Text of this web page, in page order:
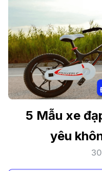
5 Mẫu xe
yêu